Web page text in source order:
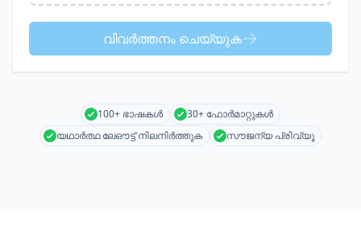
വിവർത്തനം ചെയ്യുക
100+ ഭാഷകൾ
30+ ഫോർമാറ്റുകൾ
യഥാർത്ഥ ലേഔട്ട് നിലനിർത്തുക
സൗജന്യ പ്രിവ്യൂ